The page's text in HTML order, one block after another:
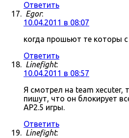
Ответить
Egor:
10.04.2011 в 08:07
когда прошьют те которы
Ответить
Linefight:
10.04.2011 в 08:57
Я смотрел на team xecuter,
пишут, что он блокирует
AP2.5 игры.
Ответить
Linefight: